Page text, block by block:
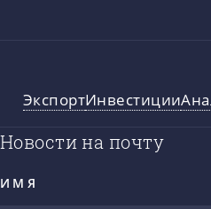
ЭкспортИнвестиции
Новости на почту
ИМЯ